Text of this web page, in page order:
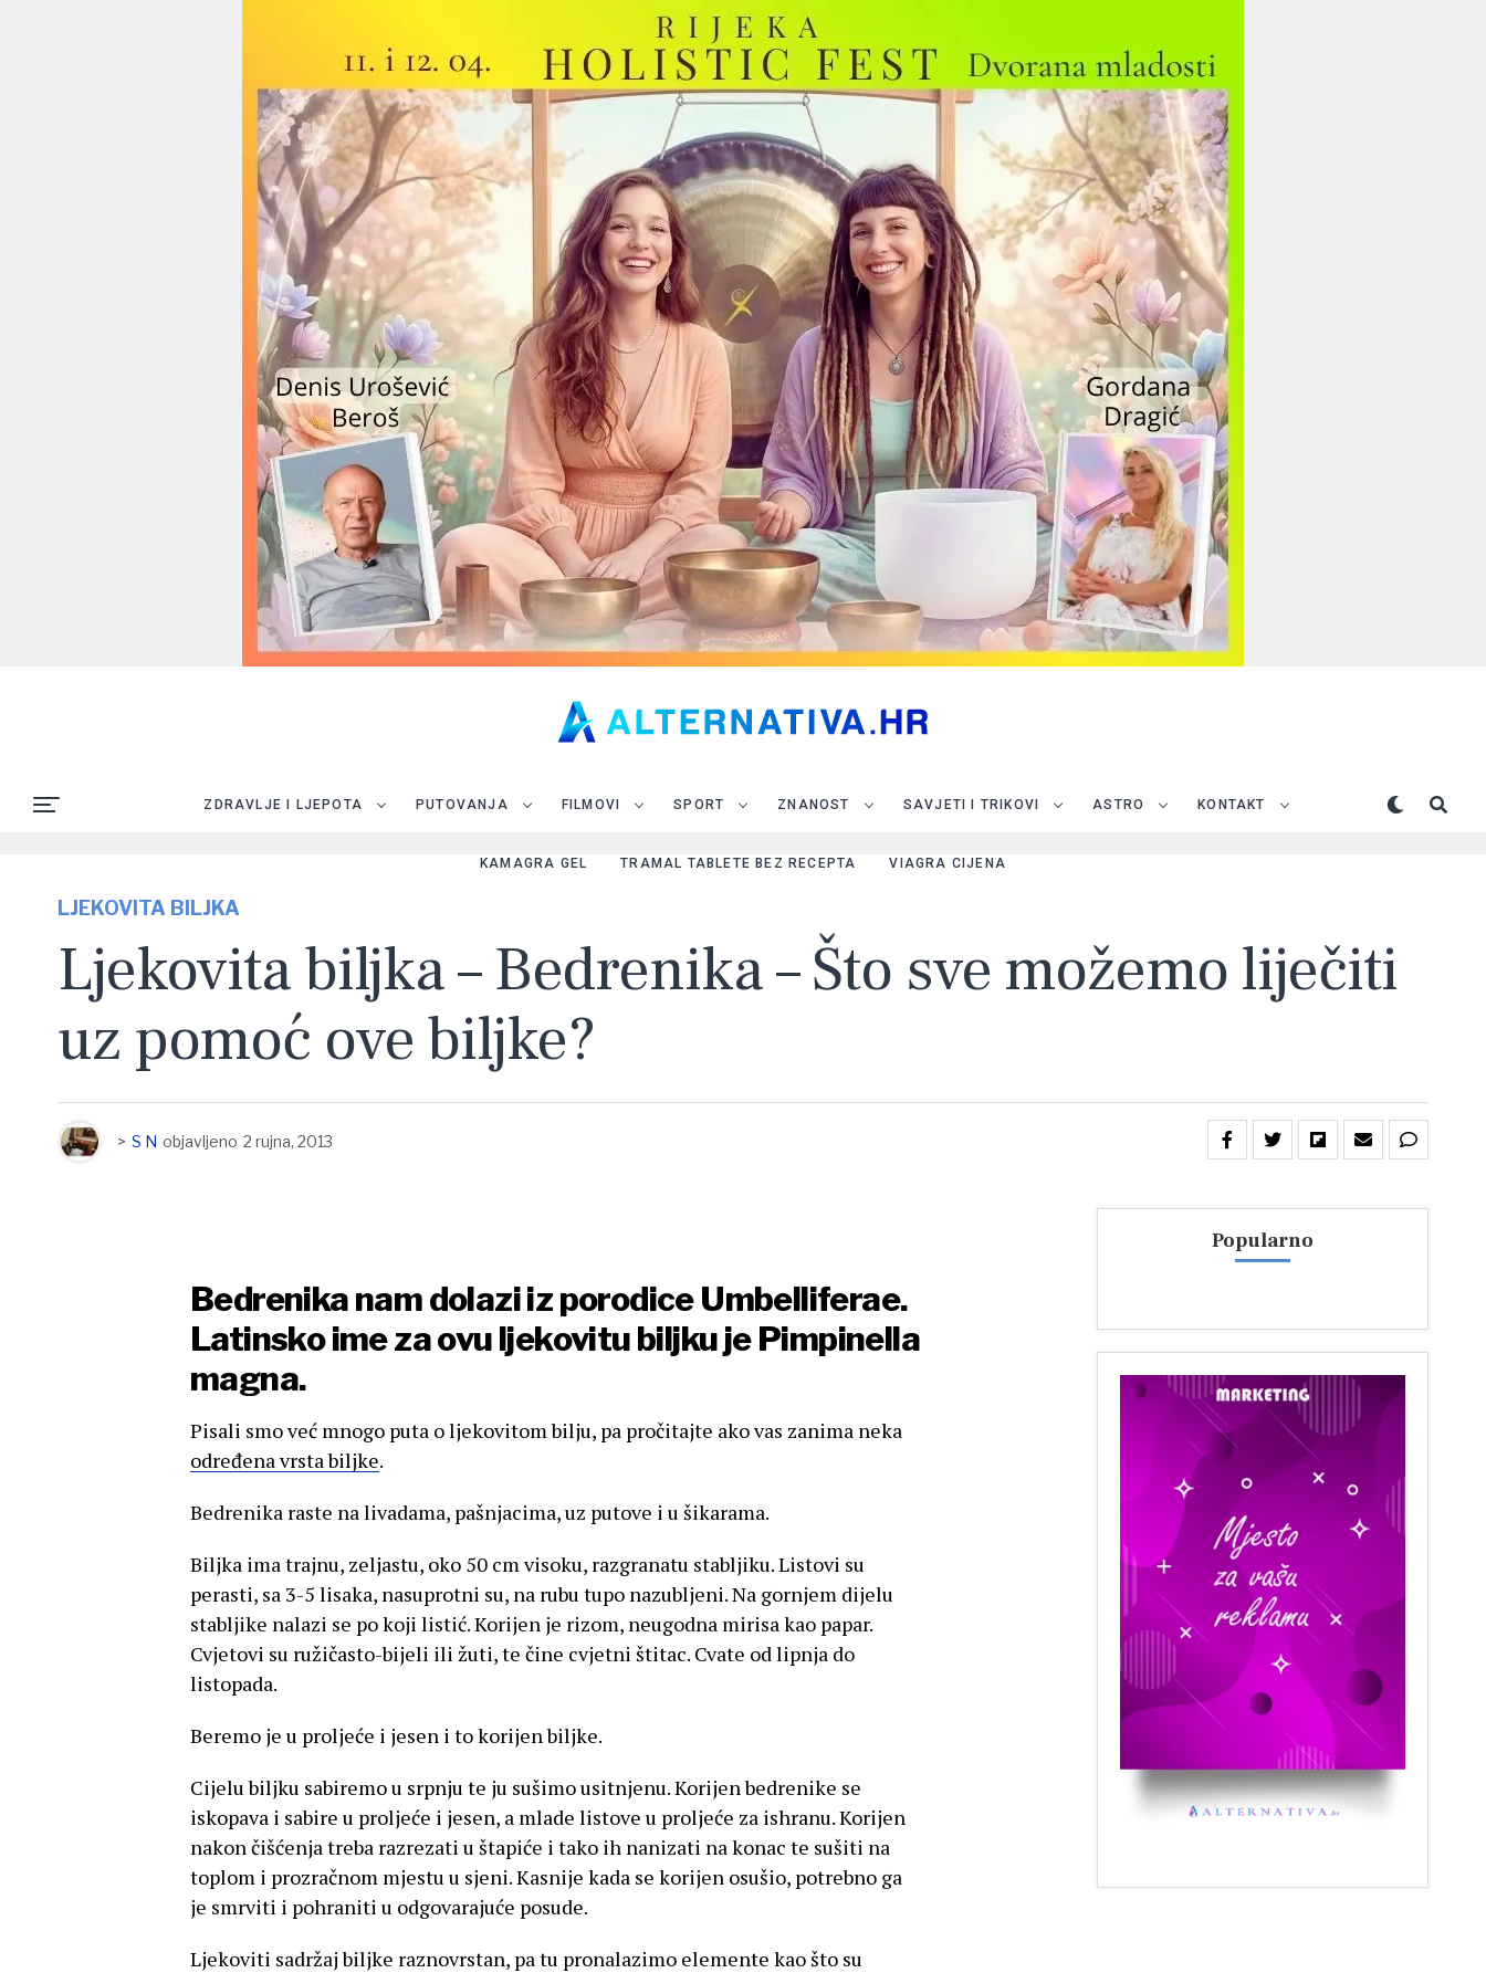
ZDRAVLJE I LJEPOTA PUTOVANJA FILMOVI SPORT ZNANOST SAVJETI I TRIKOVI ASTRO KONTAKT
KAMAGRA GEL TRAMAL TABLETE BEZ RECEPTA VIAGRA CIJENA
LJEKOVITA BILJKA
Ljekovita biljka – Bedrenika – Što sve možemo liječiti
uz pomoć ove biljke?
> S N objavljeno 2 rujna, 2013
Bedrenika nam dolazi iz porodice Umbelliferae.
Latinsko ime za ovu ljekovitu biljku je Pimpinella
magna.
Pisali smo već mnogo puta o ljekovitom bilju, pa pročitajte ako vas zanima neka
određena vrsta biljke.
Bedrenika raste na livadama, pašnjacima, uz putove i u šikarama.
Biljka ima trajnu, zeljastu, oko 50 cm visoku, razgranatu stabljiku. Listovi su
perasti, sa 3-5 lisaka, nasuprotni su, na rubu tupo nazubljeni. Na gornjem dijelu
stabljike nalazi se po koji listić. Korijen je rizom, neugodna mirisa kao papar.
Cvjetovi su ružičasto-bijeli ili žuti, te čine cvjetni štitac. Cvate od lipnja do
listopada.
Beremo je u proljeće i jesen i to korijen biljke.
Cijelu biljku sabiremo u srpnju te ju sušimo usitnjenu. Korijen bedrenike se
iskopava i sabire u proljeće i jesen, a mlade listove u proljeće za ishranu. Korijen
nakon čišćenja treba razrezati u štapiće i tako ih nanizati na konac te sušiti na
toplom i prozračnom mjestu u sjeni. Kasnije kada se korijen osušio, potrebno ga
je smrviti i pohraniti u odgovarajuće posude.
Ljekoviti sadržaj biljke raznovrstan, pa tu pronalazimo elemente kao što su
Popularno